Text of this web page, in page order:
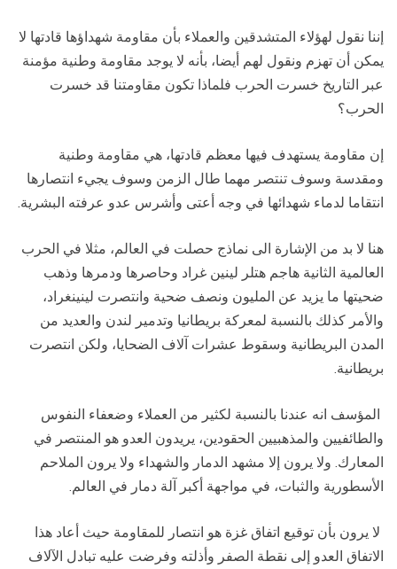
إننا نقول لهؤلاء المتشدقين والعملاء بأن مقاومة شهداؤها قادتها لا
يمكن أن تهزم ونقول لهم أيضا، بأنه لا يوجد مقاومة وطنية مؤمنة
عبر التاريخ خسرت الحرب فلماذا تكون مقاومتنا قد خسرت
الحرب؟
إن مقاومة يستهدف فيها معظم قادتها، هي مقاومة وطنية
ومقدسة وسوف تنتصر مهما طال الزمن وسوف يجيء انتصارها
انتقاما لدماء شهدائها في وجه أعتى وأشرس عدو عرفته البشرية.
هنا لا بد من الإشارة الى نماذج حصلت في العالم، مثلا في الحرب
العالمية الثانية هاجم هتلر لينين غراد وحاصرها ودمرها وذهب
ضحيتها ما يزيد عن المليون ونصف ضحية وانتصرت لينينغراد،
والأمر كذلك بالنسبة لمعركة بريطانيا وتدمير لندن والعديد من
المدن البريطانية وسقوط عشرات آلاف الضحايا، ولكن انتصرت
بريطانية.
المؤسف انه عندنا بالنسبة لكثير من العملاء وضعفاء النفوس
والطائفيين والمذهبيين الحقودين، يريدون العدو هو المنتصر في
المعارك. ولا يرون إلا مشهد الدمار والشهداء ولا يرون الملاحم
الأسطورية والثبات، في مواجهة أكبر آلة دمار في العالم.
لا يرون بأن توقيع اتفاق غزة هو انتصار للمقاومة حيث أعاد هذا
الاتفاق العدو إلى نقطة الصفر وأذلته وفرضت عليه تبادل الآلاف